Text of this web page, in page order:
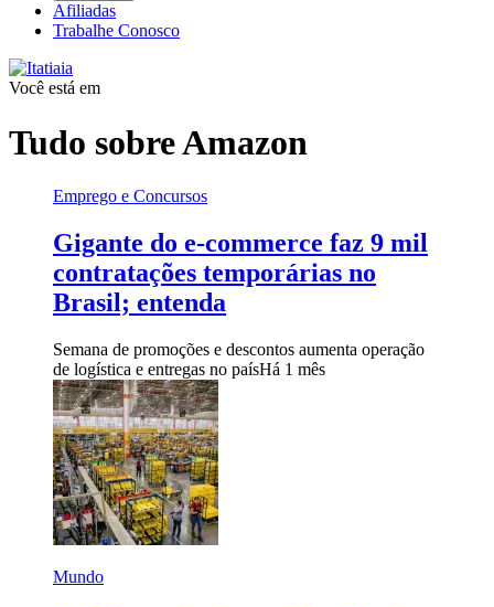
Afiliadas
Trabalhe Conosco
Você está em
Tudo sobreAmazon
Emprego e Concursos
Gigante do e-commerce faz 9 mil
contratações temporárias no
Brasil; entenda
Semana de promoções e descontos aumenta operação
de logística e entregas no paísHá 1 mês
Mundo